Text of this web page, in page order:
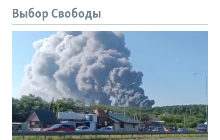
Выбор Свободы